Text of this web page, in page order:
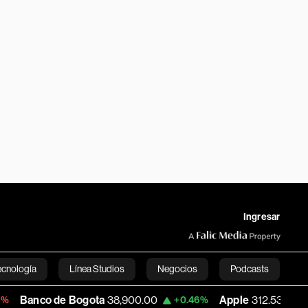
Ingresar
Línea Studios Negocios Podcasts
English
Bogota 38,900.00 +0.46% Apple 312.53 +0.51%